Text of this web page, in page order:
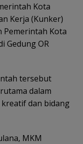
Kota
Kerja (Kunker)
Pemerintah Kota
Gedung OR
tersebut
dalam
dan bidang
MKM